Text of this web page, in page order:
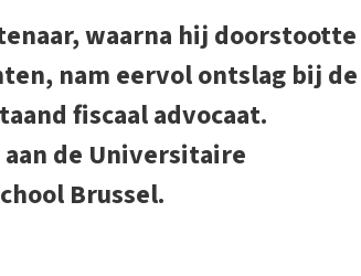
waarna hij doorstootte
nam eervol ontslag bij de
fiscaal advocaat.
de Universitaire
Brussel.